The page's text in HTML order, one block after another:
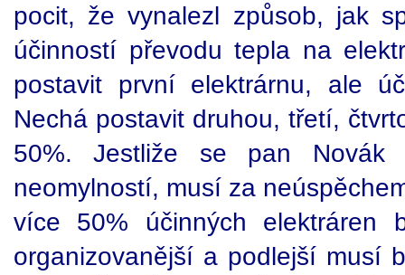
pocit, že vynalezl způsob, jak
účinností převodu tepla na
postavit první elektrárnu, ale
Nechá postavit druhou, třetí,
50%. Jestliže se pan Novák
neomylností, musí za
více 50% účinných elektráren
organizovanější a podlejší musí